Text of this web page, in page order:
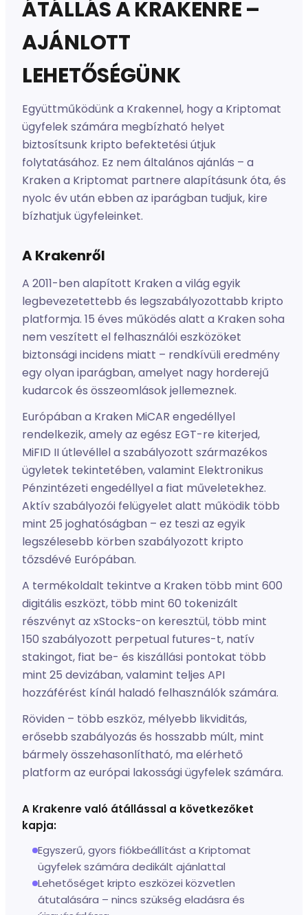
ÁTÁLLÁS A KRAKENRE –
AJÁNLOTT
LEHETŐSÉGÜNK
Együttműködünk a Krakennel, hogy a Kriptomat
ügyfelek számára megbízható helyet
biztosítsunk kripto befektetési útjuk
folytatásához. Ez nem általános ajánlás – a
Kraken a Kriptomat partnere alapításunk óta, és
nyolc év után ebben az iparágban tudjuk, kire
bízhatjuk ügyfeleinket.
A Krakenről
A 2011-ben alapított Kraken a világ egyik
legbevezetettebb és legszabályozottabb kripto
platformja. 15 éves működés alatt a Kraken soha
nem veszített el felhasználói eszközöket
biztonsági incidens miatt – rendkívüli eredmény
egy olyan iparágban, amelyet nagy horderejű
kudarcok és összeomlások jellemeznek.
Európában a Kraken MiCAR engedéllyel
rendelkezik, amely az egész EGT-re kiterjed,
MiFID II útlevéllel a szabályozott származékos
ügyletek tekintetében, valamint Elektronikus
Pénzintézeti engedéllyel a fiat műveletekhez.
Aktív szabályozói felügyelet alatt működik több
mint 25 joghatóságban – ez teszi az egyik
legszélesebb körben szabályozott kripto
tőzsdévé Európában.
A termékoldalt tekintve a Kraken több mint 600
digitális eszközt, több mint 60 tokenizált
részvényt az xStocks-on keresztül, több mint
150 szabályozott perpetual futures-t, natív
stakingot, fiat be- és kiszállási pontokat több
mint 25 devizában, valamint teljes API
hozzáférést kínál haladó felhasználók számára.
Röviden – több eszköz, mélyebb likviditás,
erősebb szabályozás és hosszabb múlt, mint
bármely összehasonlítható, ma elérhető
platform az európai lakossági ügyfelek számára.
A Krakenre való átállással a következőket
kapja:
Egyszerű, gyors fiókbeállítást a Kriptomat
ügyfelek számára dedikált ajánlattal
Lehetőséget kripto eszközei közvetlen
átutalására – nincs szükség eladásra és